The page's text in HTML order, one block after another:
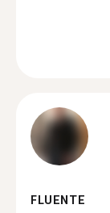
FLUENTE